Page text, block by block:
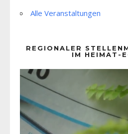
Alle Veranstaltungen
REGIONALER
IM HEIMAT-